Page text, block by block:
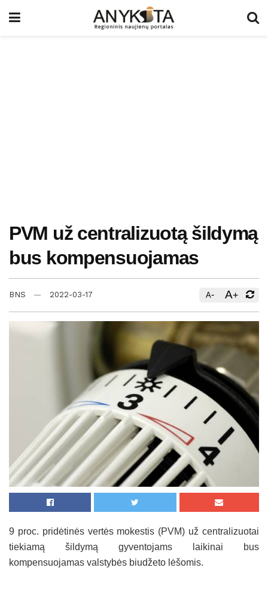
PVM už centralizuotą šildymą
bus kompensuojamas
BNS 2022-03-17 A- A+
9 proc. pridėtinės vertės mokestis (PVM) už centralizuotai
tiekiamą šildymą gyventojams laikinai bus
kompensuojamas valstybės biudžeto lėšomis.